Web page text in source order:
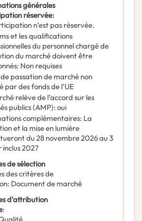
générales
réservée:
n’est pas réservée.
et les qualifications
du personnel chargé de
du marché doivent être
: Non requises
passation de marché non
par des fonds de l’UE
relève de l’accord sur les
publics (AMP): oui
complémentaires: La
et la mise en lumière
du 28 novembre 2026 au 3
inclus 2027
de sélection
des critères de
: Document de marché
d’attribution
: